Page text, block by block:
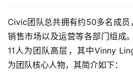
Civic团队总共拥有约50多名成员
销售市场以及运营等各部门组成
11人为团队高层，其中Vinny
为团队核心人物，其简介如下：